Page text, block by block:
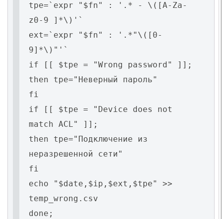
tpe=`expr "$fn" : '.* - \([A-Za-
z0-9 ]*\)'`
ext=`expr "$fn" : '.*"\([0-
9]*\)"'`
if [[ $tpe = "Wrong password" ]];
then tpe="Неверный пароль"
fi
if [[ $tpe = "Device does not
match ACL" ]];
then tpe="Подключение из
неразрешенной сети"
fi
echo "$date,$ip,$ext,$tpe" >>
temp_wrong.csv
done;